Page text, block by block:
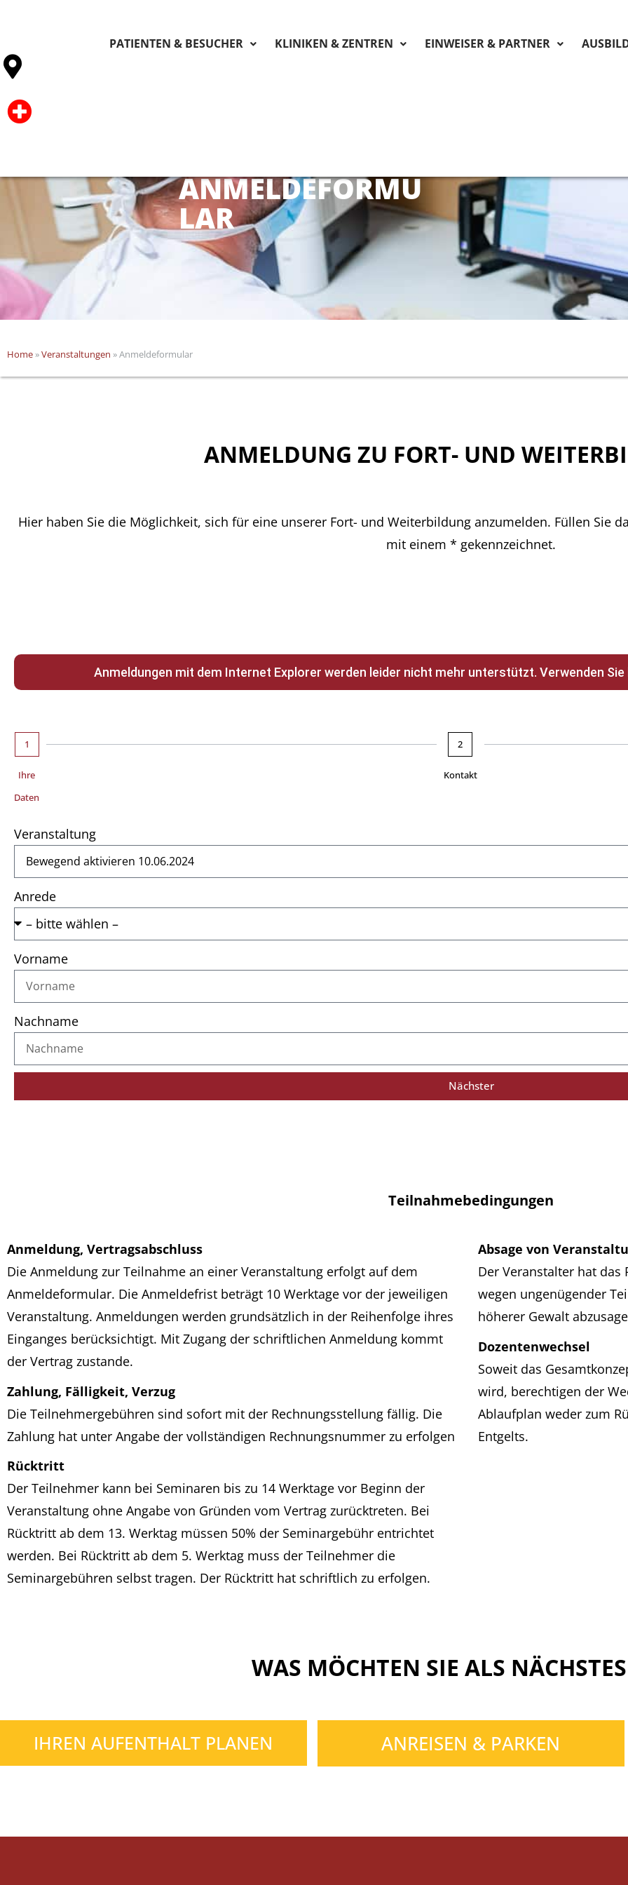
PATIENTEN & BESUCHER KLINIKEN & ZENTREN EINWEISER & PARTNER
ANMELDEFORMU
LAR
Home»Veranstaltungen » Anmeldeformular
ANMELDUNG ZU FORT- UND
Hier haben Sie die Möglichkeit, sich für eine unserer Fort- und Weiterbildung anzumelden. Füllen Sie
mit einem * gekennzeichnet.
Anmeldungen mit dem Internet Explorer werden leider nicht mehr unterstützt. Verwenden
1
Ihre
Daten
2
Kontakt
Veranstaltung
Anrede
Vorname
Nachname
Nächster
Teilnahmebedingungen
Anmeldung, Vertragsabschluss
Die Anmeldung zur Teilnahme an einer Veranstaltung erfolgt auf dem
Anmeldeformular. Die Anmeldefrist beträgt 10 Werktage vor der jeweiligen
Veranstaltung. Anmeldungen werden grundsätzlich in der Reihenfolge ihres
Einganges berücksichtigt. Mit Zugang der schriftlichen Anmeldung kommt
der Vertrag zustande.
Zahlung, Fälligkeit, Verzug
Die Teilnehmergebühren sind sofort mit der Rechnungsstellung fällig. Die
Zahlung hat unter Angabe der vollständigen Rechnungsnummer zu erfolgen
Rücktritt
Der Teilnehmer kann bei Seminaren bis zu 14 Werktage vor Beginn der
Veranstaltung ohne Angabe von Gründen vom Vertrag zurücktreten. Bei
Rücktritt ab dem 13. Werktag müssen 50% der Seminargebühr entrichtet
werden. Bei Rücktritt ab dem 5. Werktag muss der Teilnehmer die
Seminargebühren selbst tragen. Der Rücktritt hat schriftlich zu erfolgen.
Absage von
Der Veranstalter hat das
wegen ungenügender
höherer Gewalt
Dozentenwechsel
Soweit das
wird, berechtigen der
Ablaufplan weder zum
Entgelts.
WAS MÖCHTEN SIE ALS
IHREN AUFENTHALT PLANEN ANREISEN & PARKEN